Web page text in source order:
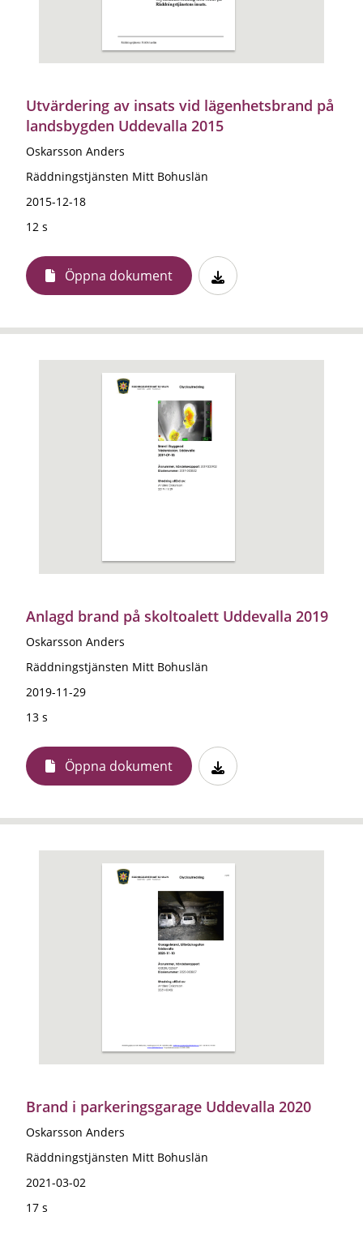
Utvärdering av insats vid lägenhetsbrand på
landsbygden Uddevalla 2015
Oskarsson Anders
Räddningstjänsten Mitt Bohuslän
2015-12-18
12 s
Öppna dokument
Anlagd brand på skoltoalett Uddevalla 2019
Oskarsson Anders
Räddningstjänsten Mitt Bohuslän
2019-11-29
13 s
Öppna dokument
Brand i parkeringsgarage Uddevalla 2020
Oskarsson Anders
Räddningstjänsten Mitt Bohuslän
2021-03-02
17 s